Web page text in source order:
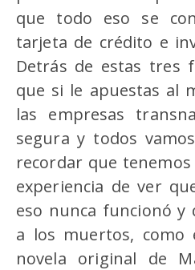
que todo eso se
tarjeta de crédito e
Detrás de estas tres
que si le apuestas al
las empresas
segura y todos
recordar que
experiencia de ver
eso nunca funcionó y
a los muertos, como
novela original de